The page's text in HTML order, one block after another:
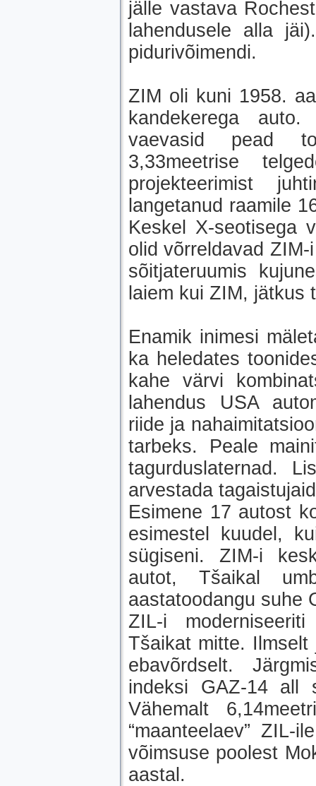
jälle vastava
lahendusele alla
pidurivõimendi.
ZIM oli kuni 1958.
kandekerega
vaevasid pead
3,33meetrise
projekteerimist
langetanud raamile
Keskel X-seotisega
olid võrreldavad
sõitjateruumis
laiem kui ZIM, jätkus
Enamik inimesi
ka heledates
kahe värvi
lahendus USA
riide ja
tarbeks. Peale
tagurduslaternad.
arvestada
Esimene 17 autost
esimestel kuudel,
sügiseni. ZIM-i
autot, Tšaikal
aastatoodangu suhe
ZIL-i
Tšaikat mitte. Ilmselt
ebavõrdselt.
indeksi GAZ-14 all
Vähemalt
“maanteelaev”
võimsuse poolest
aastal.